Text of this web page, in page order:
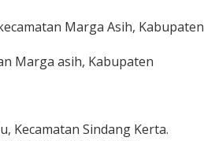
Marga Asih, Kabupaten
Marga asih, Kabupaten
Kecamatan Sindang Kerta.